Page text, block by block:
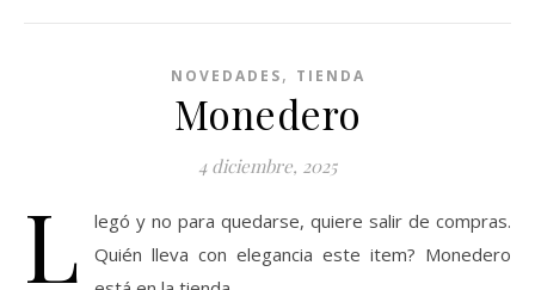
NOVEDADES, TIENDA
Monedero
4 diciembre, 2025
L
legó y no para quedarse, quiere salir de compras.
Quién lleva con elegancia este item? Monedero